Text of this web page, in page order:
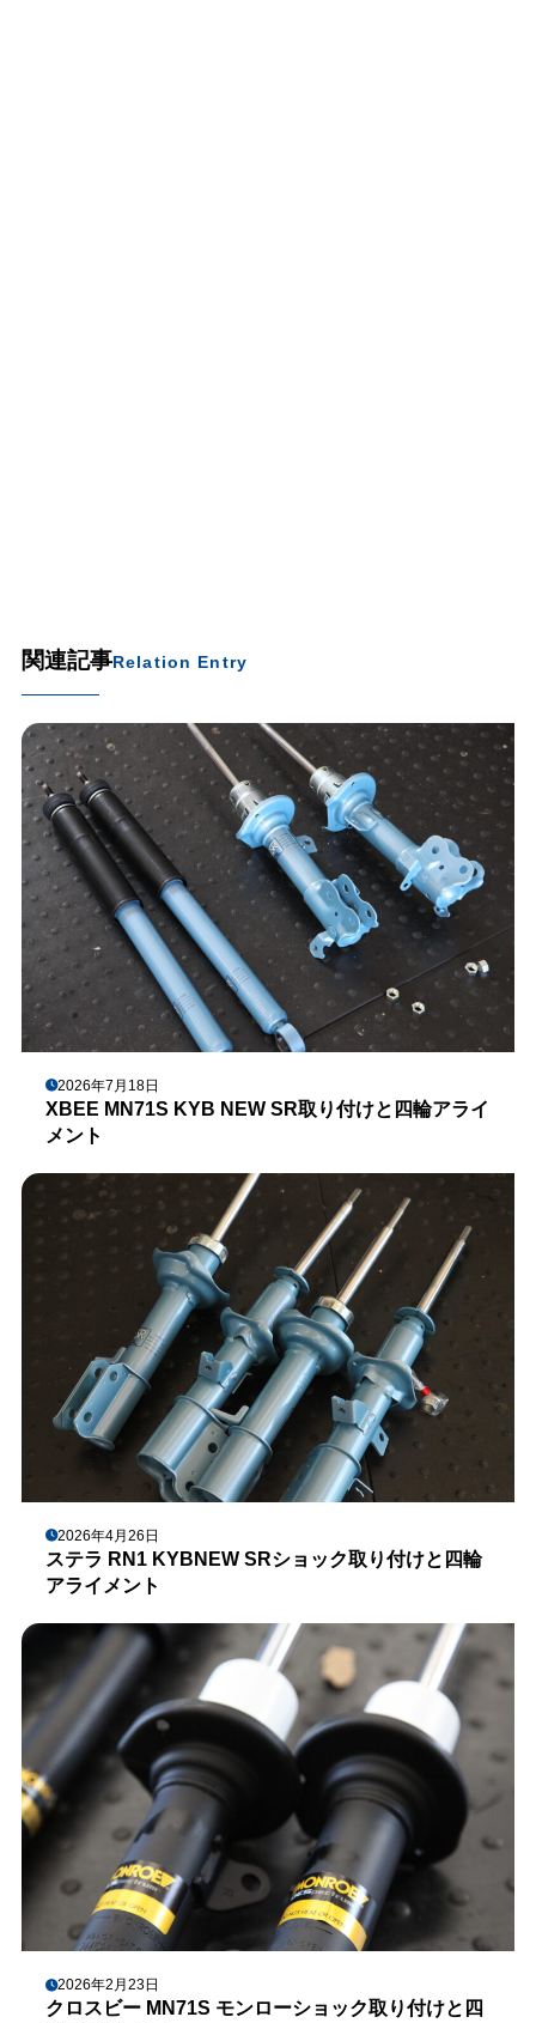
関連記事Relation Entry
2026年7月18日
XBEE MN71S KYB NEW SR取り付けと四輪アライ
メント
2026年4月26日
ステラ RN1 KYBNEW SRショック取り付けと四輪
アライメント
2026年2月23日
クロスビー MN71S モンローショック取り付けと四